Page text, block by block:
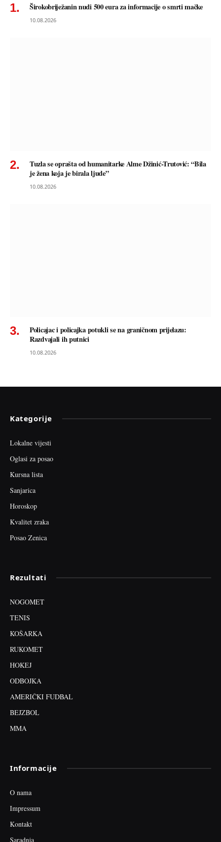
Širokobriježanin nudi 500 eura za informacije o smrti mačke
10.08.2026
Tuzla se oprašta od humanitarke Alme Džinić-Trutović: “Bila
je žena koja je birala ljude”
10.08.2026
Policajac i policajka potukli se na graničnom prijelazu:
Razdvajali ih putnici
10.08.2026
Kategorije
Lokalne vijesti
Oglasi za posao
Kursna lista
Sanjarica
Horoskop
Kvalitet zraka
Posao Zenica
Rezultati
NOGOMET
TENIS
KOŠARKA
RUKOMET
HOKEJ
ODBOJKA
AMERIČKI FUDBAL
BEJZBOL
MMA
Informacije
O nama
Impressum
Kontakt
Saradnja